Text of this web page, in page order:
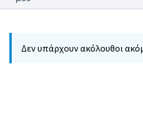
Δεν υπάρχουν ακόλουθοι